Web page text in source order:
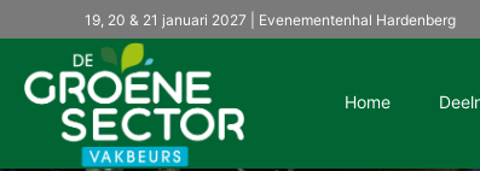
19, 20 & 21 januari 2027 | Evenementenhal Hardenberg
Home